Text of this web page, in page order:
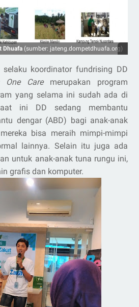
Dhuafa (sumber: jateng.dompetdhuafa.org)
koordinator fundrising DD
One Caremerupakan program
yang selama ini sudah ada di
ini DD sedang membantu
dengar (ABD) bagi anak-anak
bisa meraih mimpi-mimpi
lainnya. Selain itu juga ada
untuk anak-anak tuna rungu ini,
grafis dan komputer.